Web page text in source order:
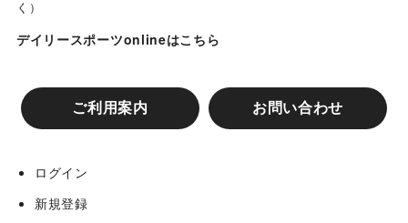
リゲッタカヌー コラボグッズ
阪神タイガース スマホケース
阪神タイガースコラボ グローブバッグ
く）
デイリースポーツonlineはこちら
ご利用案内 お問い合わせ
ログイン
新規登録